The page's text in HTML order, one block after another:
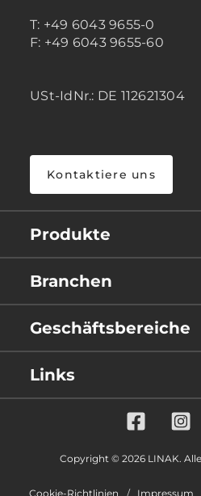
T: +49 6043 9655-0
F: +49 6043 9655-60
USt-IdNr.: DE 112621304
Kontaktiere uns
Produkte
Branchen
Geschäftsbereiche
Links
Copyright © 2026 LINAK.
Cookie-Richtlinien Impressum